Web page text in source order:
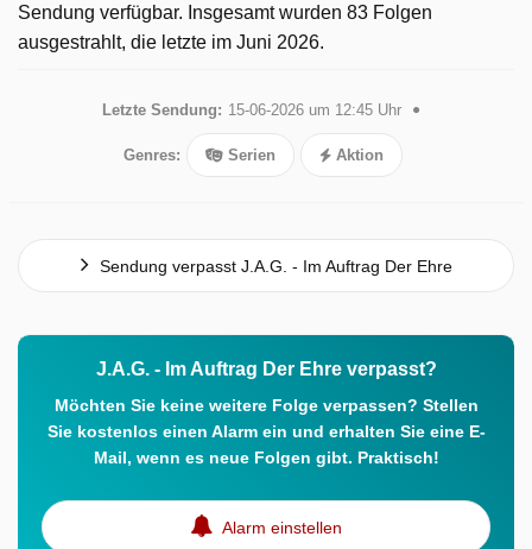
Sendung verfügbar. Insgesamt wurden 83 Folgen
ausgestrahlt, die letzte im Juni 2026.
Letzte Sendung: 15-06-2026 um 12:45 Uhr
Genres: Serien Aktion
Sendung verpasst J.A.G. - Im Auftrag Der Ehre
J.A.G. - Im Auftrag Der Ehre verpasst?
Möchten Sie keine weitere Folge verpassen? Stellen
Sie kostenlos einen Alarm ein und erhalten Sie eine E-
Mail, wenn es neue Folgen gibt. Praktisch!
Alarm einstellen